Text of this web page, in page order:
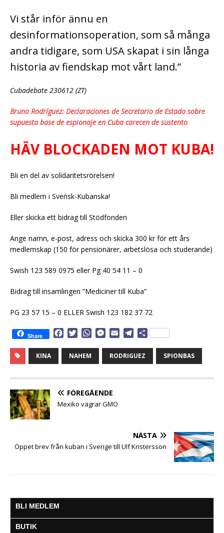
Vi står inför ännu en
desinformationsoperation, som så många
andra tidigare, som USA skapat i sin långa
historia av fiendskap mot vårt land.”
Cubadebate 230612 (ZT)
Bruno Rodríguez: Declaraciones de Secretario de Estado sobre
supuesta base de espionaje en Cuba carecen de sustento
HÄV BLOCKADEN MOT KUBA!
Bli en del av solidaritetsrörelsen!
Bli medlem i Svensk-Kubanska!
Eller skicka ett bidrag till Stödfonden
Ange namn, e-post, adress och skicka 300 kr för ett års
medlemskap (150 för pensionärer, arbetslösa och studerande)
Swish 123 589 0975 eller Pg 40 54 11 – 0
Bidrag till insamlingen ”Mediciner till Kuba”
PG 23 57 15 – 0 ELLER Swish 123 182 37 72
Share
e
o
k
i
t
r
W
t
p
p
M
s
g
e
a
i
l
e
D
a
KINA NAHEM RODRIGUEZ SPIONBAS
FÖREGÅENDE
Mexiko vägrar GMO
NÄSTA
Öppet brev från kuban i Sverige till Ulf Kristersson
BLI MEDLEM
BUTIK